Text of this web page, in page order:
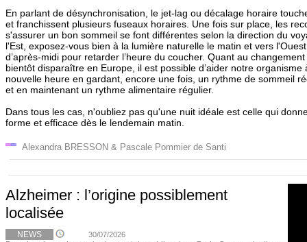
En parlant de désynchronisation, le jet-lag ou décalage horaire
et franchissent plusieurs fuseaux horaires. Une fois sur place, les
s'assurer un bon sommeil se font différentes selon la direction du
l'Est, exposez-vous bien à la lumière naturelle le matin et vers
d’après-midi pour retarder l’heure du coucher. Quant au
bientôt disparaître en Europe, il est possible d’aider notre organisme
nouvelle heure en gardant, encore une fois, un rythme de sommeil
et en maintenant un rythme alimentaire régulier.
Dans tous les cas, n'oubliez pas qu'une nuit idéale est celle qui
forme et efficace dès le lendemain matin.
Alexandra BRESSON & Pascale Pommier de Santi
Alzheimer : l’origine possiblement
localisée
NEWS 30/07/2026